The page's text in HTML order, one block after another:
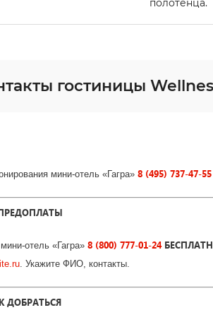
полотенца.
гостиницы
мини-отель «Гагра» 8 (495) 737-47-55
отель «Гагра» 8 (800) 777-01-24
.ru. Укажите ФИО, контакты.
ДОБРАТЬСЯ